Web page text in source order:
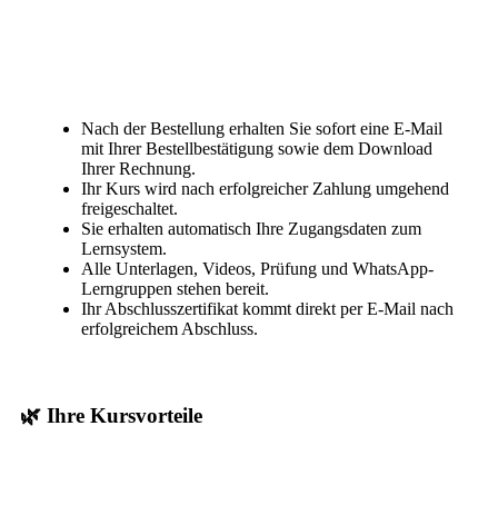
Nach der Bestellung erhalten Sie sofort eine E-Mail
mit Ihrer Bestellbestätigung sowie dem Download
Ihrer Rechnung.
Ihr Kurs wird nach erfolgreicher Zahlung umgehend
freigeschaltet.
Sie erhalten automatisch Ihre Zugangsdaten zum
Lernsystem.
Alle Unterlagen, Videos, Prüfung und WhatsApp-
Lerngruppen stehen bereit.
Ihr Abschlusszertifikat kommt direkt per E-Mail nach
erfolgreichem Abschluss.
🌿 Ihre Kursvorteile